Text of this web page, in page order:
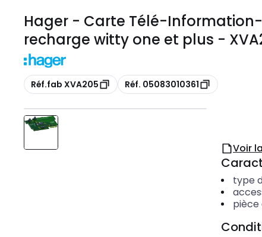
Hager - Carte Télé-
recharge witty one et plus -
Copie
Réf.fab XVA205 Copie
Réf. 05083010361
Voir
type